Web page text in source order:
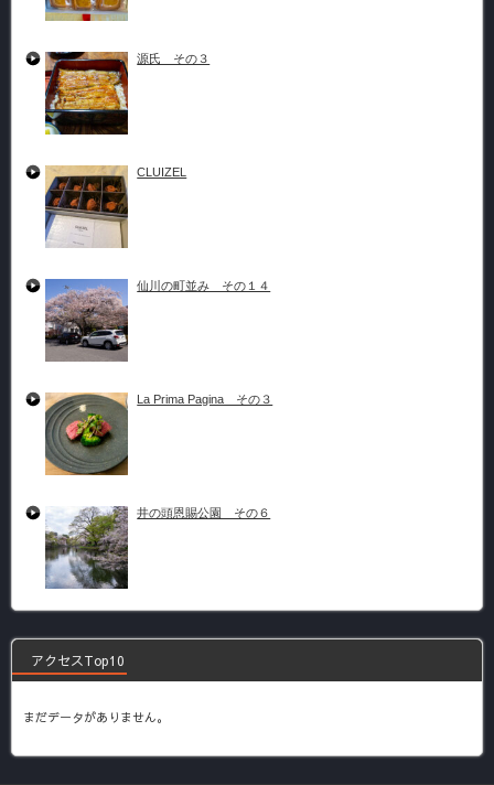
源氏 その３
CLUIZEL
仙川の町並み その１４
La Prima Pagina その３
井の頭恩賜公園 その６
アクセスTop10
まだデータがありません。